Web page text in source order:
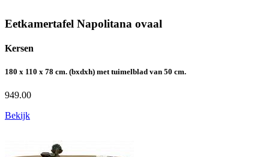
Eetkamertafel Napolitana ovaal
Kersen
180 x 110 x 78 cm. (bxdxh) met tuimelblad van 50 cm.
949.00
Bekijk